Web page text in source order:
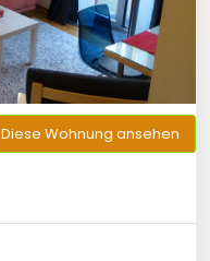
Diese Wohnung ansehen